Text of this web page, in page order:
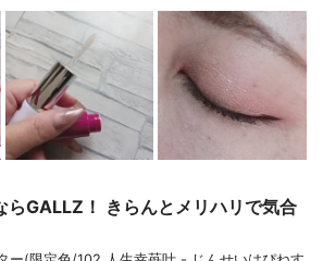
らGALLZ！ きらんとメリハリで気合